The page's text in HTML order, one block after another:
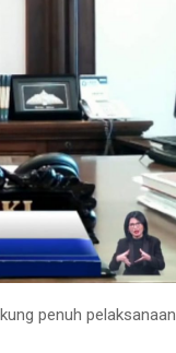
penuh pelaksanaan